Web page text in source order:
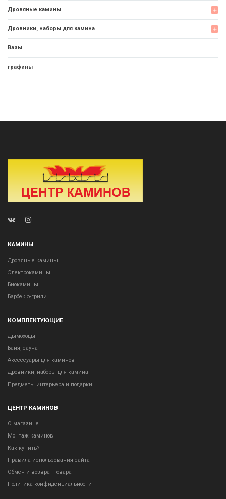
Дровяные камины add
Дровники, наборы для камина add
Вазы
графины
КАМИНЫ
Дровяные камины
Электрокамины
Биокамины
Барбекю-грили
КОМПЛЕКТУЮЩИЕ
Дымоходы
Баня, сауна
Аксессуары для каминов
Дровники, наборы для камина
Предметы интерьера и подарки
ЦЕНТР КАМИНОВ
О магазине
Монтаж каминов
Как купить?
Правила использования сайта
Обмен и возврат товара
Политика конфиденциальности